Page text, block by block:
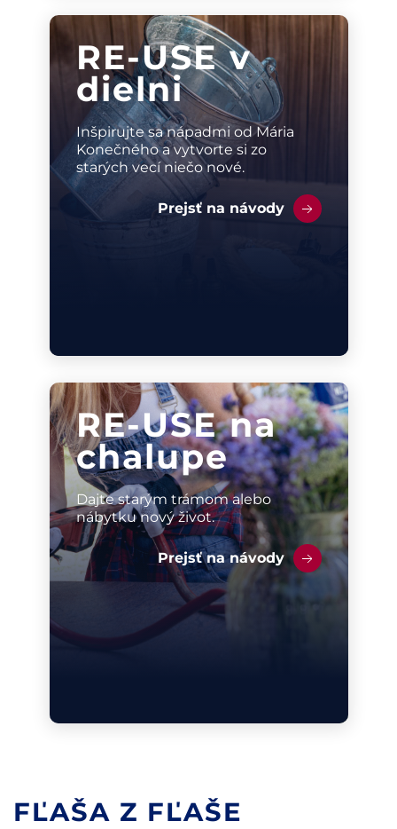
RE-USE v
dielni
Inšpirujte sa nápadmi od Mária
Konečného a vytvorte si zo
starých vecí niečo nové.
Prejsť na návody
RE-USE na
chalupe
Dajte starým trámom alebo
nábytku nový život.
Prejsť na návody
FĽAŠA Z FĽAŠE